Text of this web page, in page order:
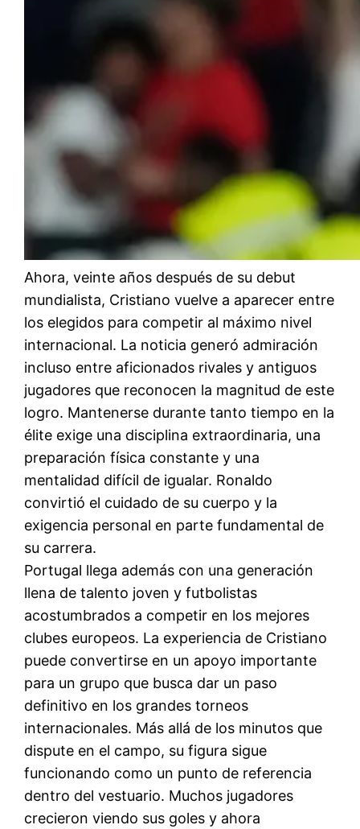
Ahora, veinte años después de su debut
mundialista, Cristiano vuelve a aparecer entre
los elegidos para competir al máximo nivel
internacional. La noticia generó admiración
incluso entre aficionados rivales y antiguos
jugadores que reconocen la magnitud de este
logro. Mantenerse durante tanto tiempo en la
élite exige una disciplina extraordinaria, una
preparación física constante y una
mentalidad difícil de igualar. Ronaldo
convirtió el cuidado de su cuerpo y la
exigencia personal en parte fundamental de
su carrera.
Portugal llega además con una generación
llena de talento joven y futbolistas
acostumbrados a competir en los mejores
clubes europeos. La experiencia de Cristiano
puede convertirse en un apoyo importante
para un grupo que busca dar un paso
definitivo en los grandes torneos
internacionales. Más allá de los minutos que
dispute en el campo, su figura sigue
funcionando como un punto de referencia
dentro del vestuario. Muchos jugadores
crecieron viendo sus goles y ahora